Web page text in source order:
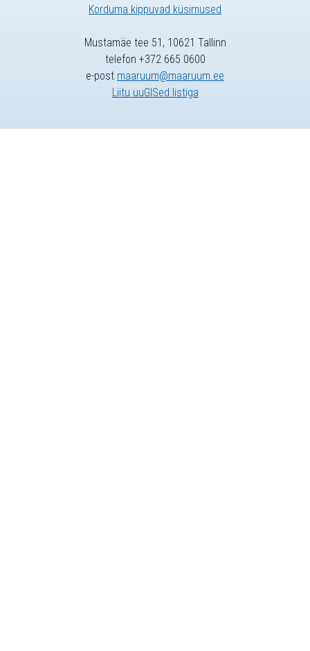
Korduma kippuvad küsimused
Mustamäe tee 51, 10621 Tallinn
telefon +372 665 0600
e-post maaruum@maaruum.ee
Liitu uuGISed listiga